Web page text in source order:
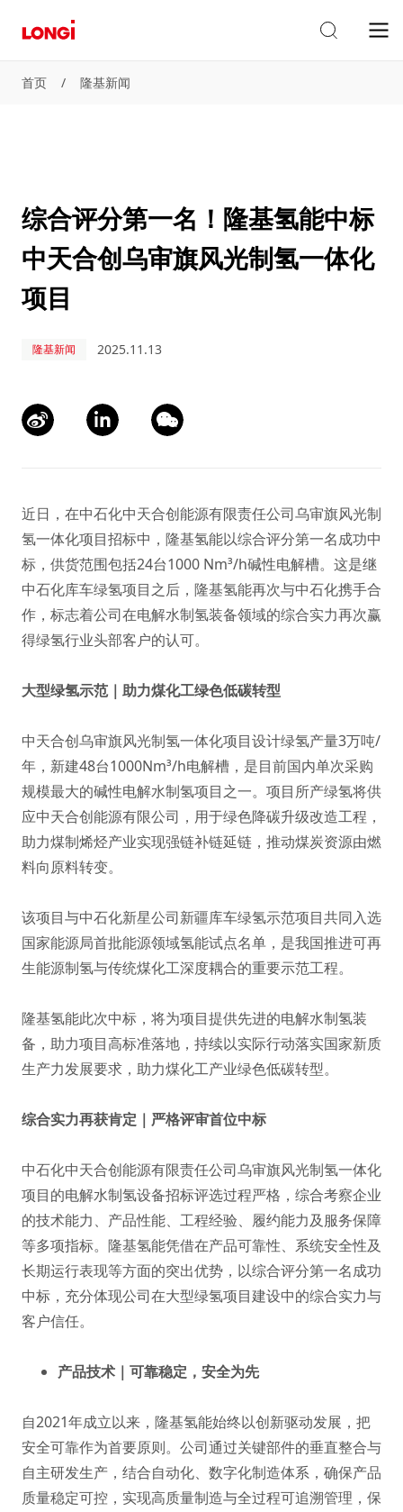
首页 / 隆基新闻
综合评分第一名！隆基氢能中标
中天合创乌审旗风光制氢一体化
项目
隆基新闻 2025.11.13
近日，在中石化中天合创能源有限责任公司乌审旗风光制
氢一体化项目招标中，隆基氢能以综合评分第一名成功中
标，供货范围包括24台1000 Nm³/h碱性电解槽。这是继
中石化库车绿氢项目之后，隆基氢能再次与中石化携手合
作，标志着公司在电解水制氢装备领域的综合实力再次赢
得绿氢行业头部客户的认可。
大型绿氢示范｜助力煤化工绿色低碳转型
中天合创乌审旗风光制氢一体化项目设计绿氢产量3万吨/
年，新建48台1000Nm³/h电解槽，是目前国内单次采购
规模最大的碱性电解水制氢项目之一。项目所产绿氢将供
应中天合创能源有限公司，用于绿色降碳升级改造工程，
助力煤制烯烃产业实现强链补链延链，推动煤炭资源由燃
料向原料转变。
该项目与中石化新星公司新疆库车绿氢示范项目共同入选
国家能源局首批能源领域氢能试点名单，是我国推进可再
生能源制氢与传统煤化工深度耦合的重要示范工程。
隆基氢能此次中标，将为项目提供先进的电解水制氢装
备，助力项目高标准落地，持续以实际行动落实国家新质
生产力发展要求，助力煤化工产业绿色低碳转型。
综合实力再获肯定｜严格评审首位中标
中石化中天合创能源有限责任公司乌审旗风光制氢一体化
项目的电解水制氢设备招标评选过程严格，综合考察企业
的技术能力、产品性能、工程经验、履约能力及服务保障
等多项指标。隆基氢能凭借在产品可靠性、系统安全性及
长期运行表现等方面的突出优势，以综合评分第一名成功
中标，充分体现公司在大型绿氢项目建设中的综合实力与
客户信任。
产品技术｜可靠稳定，安全为先
自2021年成立以来，隆基氢能始终以创新驱动发展，把
安全可靠作为首要原则。公司通过关键部件的垂直整合与
自主研发生产，结合自动化、数字化制造体系，确保产品
质量稳定可控，实现高质量制造与全过程可追溯管理，保